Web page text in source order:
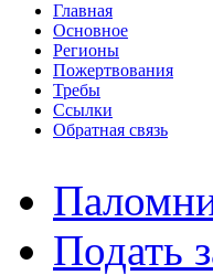
Главная
Основное
Регионы
Пожертвования
Требы
Ссылки
Обратная связь
Подать